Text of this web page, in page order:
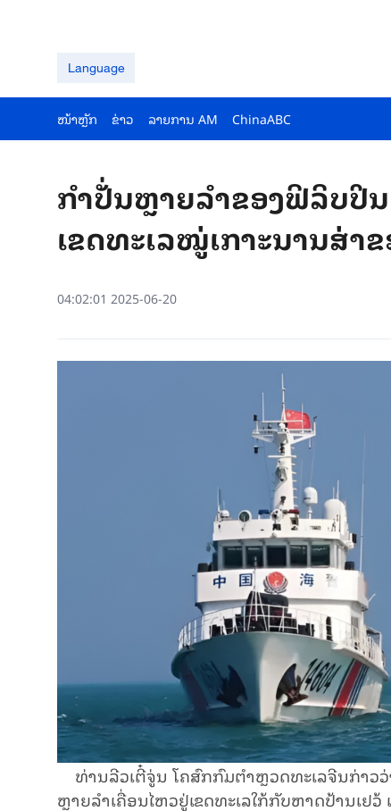
Language
ໜ້າຫຼັກ ຂ່າວ ລາຍ​ການ AM ChinaABC
ກຳປັ່ນຫຼາຍລຳຂອງຟິລິບປິ
ເຂດທະເລໝູ່ເກາະນານສ່າ
04:02:01 2025-06-20
ທ່ານລີວເຕີ໋ຈູ່ນ ໂຄສົກກົມຕຳຫຼວດທະເລຈີນກ່າວ
ຫຼາຍລຳເຄື່ອນໄຫວຢູ່ເຂດທະເລໃກ້ກັບຫາດປ້ານເຢ